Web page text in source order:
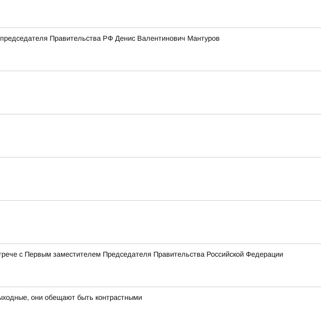
Правительства РФ Денис Валентинович Мантуров
с Первым заместителем Председателя Правительства Российской Федерации
они обещают быть контрастными